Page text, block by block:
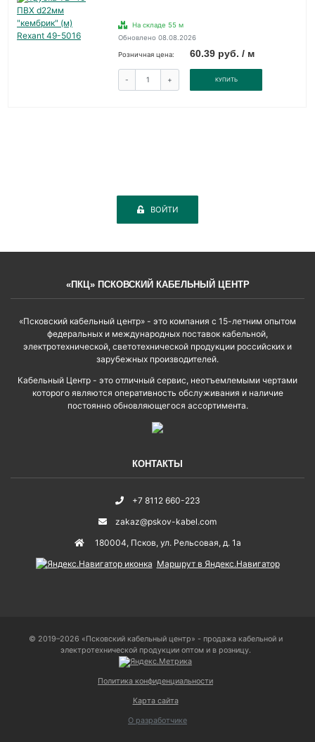
На складе 55 м
Обновлено 08.08.2026
Розничная цена: 60.39 руб. / м
- + КУПИТЬ
ВОЙТИ
«ПКЦ» ПСКОВСКИЙ КАБЕЛЬНЫЙ ЦЕНТР
«Псковский кабельный центр» - это компания с 15-летним опытом
федеральных и международных поставок кабельной,
электротехнической, светотехнической продукции российских и
зарубежных производителей.
Кабельный Центр - это отличный сервис, неотъемлемыми чертами
которого являются оперативность обслуживания и наличие
постоянно обновляющегося ассортимента.
КОНТАКТЫ
+7 8112 660-223
zakaz@pskov-kabel.com
180004, Псков, ул. Рельсовая, д. 1а
Маршрут в Яндекс.Навигатор
© 2019–2026 «Псковский кабельный центр» - продажа кабельной и
электротехнической продукции оптом и в розницу.
Политика конфиденциальности
Карта сайта
О разработчике